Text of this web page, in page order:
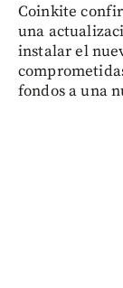
Coinkite
una
instalar el
fondos a una